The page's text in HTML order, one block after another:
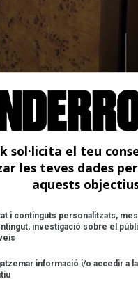
el realitzador
'Clipping', amb una
creació musical i
altres
sol·licita el teu
les teves dades
aquests
i continguts personalitzats,
investigació sobre el
informació i/o accedir a